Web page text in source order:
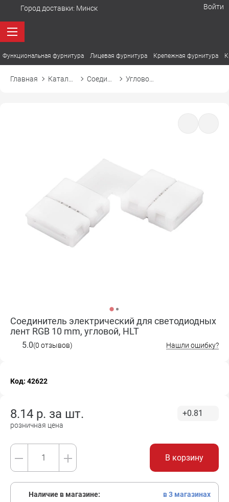
Город доставки: Минск Войти
Функциональная фурнитура Лицевая фурнитура Крепежная фурнитура
Главная
Соединитель электрический для светодиодных
лент RGB 10 mm, угловой, HLT
5.0(0 отзывов) Нашли ошибку?
Код: 42622
8.14 р. за шт.
розничная цена
+0.81
В корзину
Наличие в магазине: в 3 магазинах